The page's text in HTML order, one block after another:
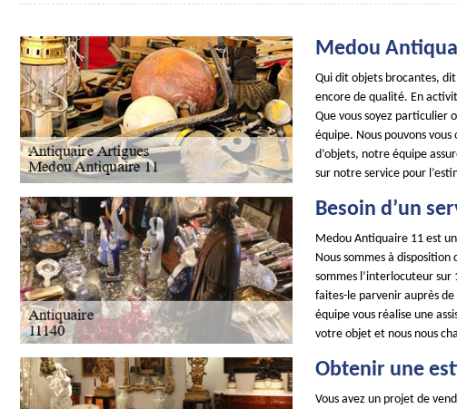
Medou
Qui dit objets brocantes,
encore de qualité. En
Que vous soyez particulier
équipe. Nous pouvons
d’objets, notre équipe
sur notre service pour
Besoin d’un
Medou Antiquaire 11 est
Nous sommes à
sommes l’interlocuteur sur
faites-le parvenir auprès
équipe vous réalise une
votre objet et nous nous
Obtenir une
Vous avez un projet de